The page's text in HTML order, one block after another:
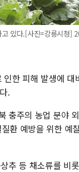
있다.[사진=강릉시청]
한 피해 발생에
.
충주의 농업 분야
환 예방을 위한 예
추 등 채소류를 비